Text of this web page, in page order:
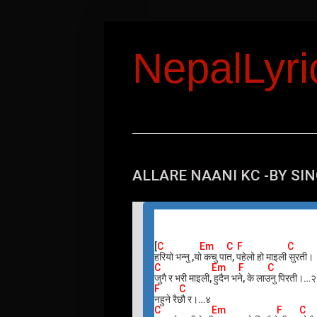
ALLARE NAANI KC -BY
[C Em C F C
हरियो भन्नु ,यो कचु पात, पहेलो हो माइली सुरती।
C Em F C
जुगै र भरी माइली, हुदैन भने, के लाउनु पिरती।…२
F C
नहुने रैछौ र।…४
C Em F C